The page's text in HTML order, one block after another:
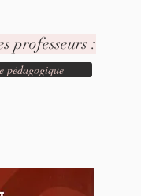
professeurs :
pédagogique